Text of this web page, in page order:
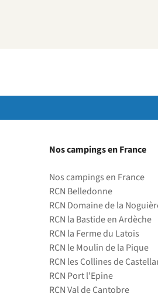
Nos campings en France
Nos campings en France
RCN Belledonne
RCN Domaine de la
RCN la Bastide en Ardèche
RCN la Ferme du Latois
RCN le Moulin de la Pique
RCN les Collines de
RCN Port l'Epine
RCN Val de Cantobre